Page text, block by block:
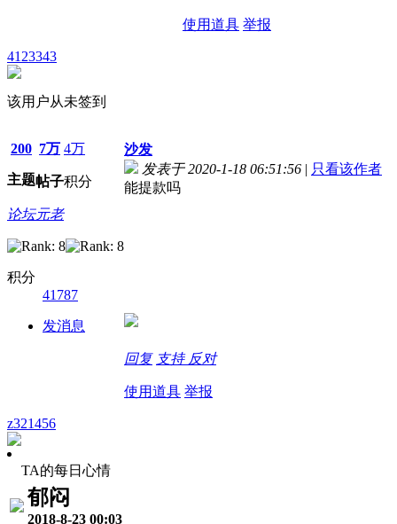
使用道具 举报
4123343
该用户从未签到
200
主题
7万
帖子
4万
积分
论坛元老
积分
41787
发消息
沙发
发表于 2020-1-18 06:51:56 | 只看该作者
能提款吗
回复 支持 反对
使用道具 举报
z321456
TA的每日心情
郁闷
2018-8-23 00:03